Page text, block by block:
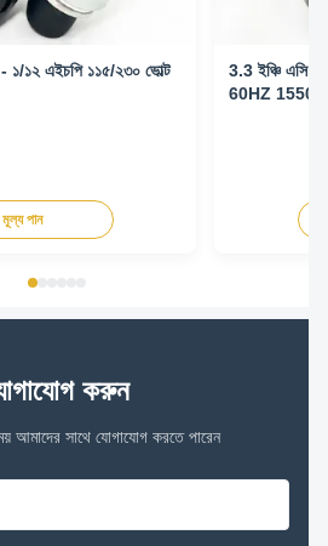
১/১২ এইচপি ১১৫/২৩০ ভোল্ট
মূল্য পান
3.3 ইঞ্চি এসি
60HZ
করুন
আমাদের সাথে যোগাযোগ করতে পারেন